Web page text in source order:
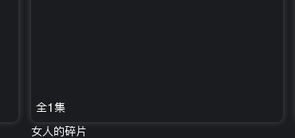
全1集
女人的碎片